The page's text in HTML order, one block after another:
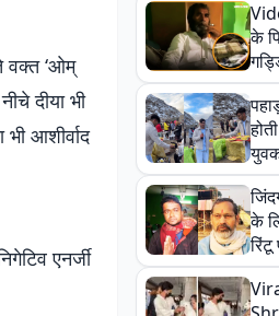
वक्त ‘ओम्
दीया भी
आशीर्वाद
एनर्जी
के
से
की
कान
के